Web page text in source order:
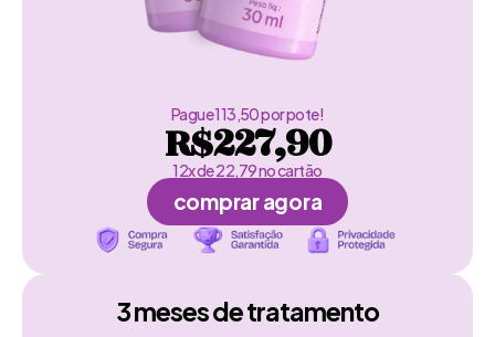
Pague 113,50 por pote!
R$227,90
12x de 22,79 no cartão
comprar agora
3 meses de tratamento